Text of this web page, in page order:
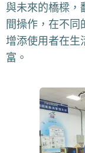
與未來的橋樑，
間操作，在不同
增添使用者在生
富。